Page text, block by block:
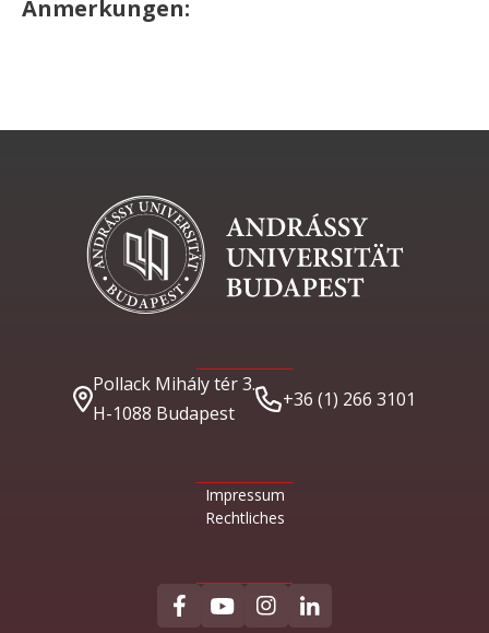
Anmerkungen:
Pollack Mihály tér 3.
H-1088 Budapest
+36 (1) 266 3101
Impressum
Rechtliches